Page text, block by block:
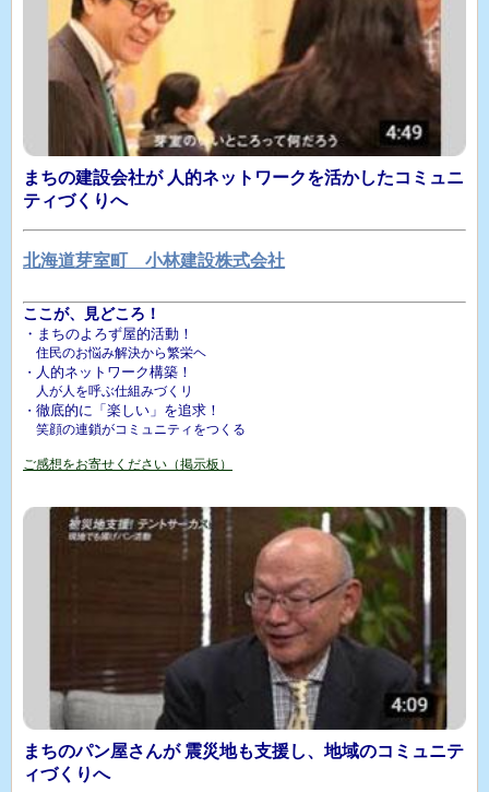
まちの建設会社が 人的ネットワークを活かしたコミュニ
ティづくりへ
北海道芽室町 小林建設株式会社
ここが、見どころ！
・まちのよろず屋的活動！
住民のお悩み解決から繁栄ヘ
・ 人的ネットワーク構築！
人が人を呼ぶ仕組みづくリ
・ 徹底的に「楽しい」を追求！
笑顔の連鎖がコミュニティをつくる
ご感想をお寄せください（掲示板）
まちのパン屋さんが 震災地も支援し、地域のコミュニテ
ィづくりへ